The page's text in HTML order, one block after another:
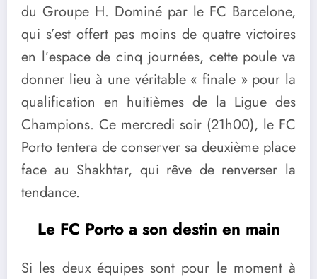
du Groupe H. Dominé par le FC Barcelone,
qui s’est offert pas moins de quatre victoires
en l’espace de cinq journées, cette poule va
donner lieu à une véritable « finale » pour la
qualification en huitièmes de la Ligue des
Champions. Ce mercredi soir (21h00), le FC
Porto tentera de conserver sa deuxième place
face au Shakhtar, qui rêve de renverser la
tendance.
Le FC Porto a son destin en main
Si les deux équipes sont pour le moment à